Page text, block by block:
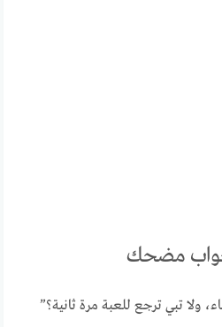
جواب مضحك
ولا تبي ترجع للعبة مرة ثانية؟”